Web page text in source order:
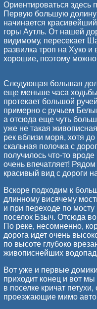
Ориентироваться здесь
Первую большую долину
начинается
горы Аутль. От нашей
видимому, пересекает
развилка троп на Хуко
хорошие, поэтому можно
Следующая большая
еще меньше часа
протекает большой
примерно с ручьем
а отсюда еще чуть
уже не такая
рек вблизи моря, хотя
скальная полочка с
получилось что-то
очень впечатляет!
красивый вид с дороги
Вскоре подходим к
длинному висячему
и при переходе по
поселок Бзыч. Отсюда
По реке, несомненно,
дорога идет очень
по высоте глубоко
живописнейших
Вот уже и первые
приходит конец и вот
в поселке кричат
проезжающие мимо